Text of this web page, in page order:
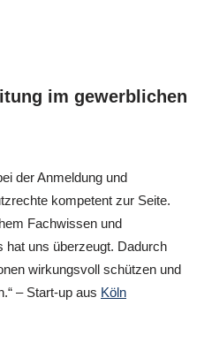
im gewerblichen
der Anmeldung und
kompetent zur Seite.
Fachwissen und
hat uns überzeugt. Dadurch
wirkungsvoll schützen und
– Start-up aus Köln